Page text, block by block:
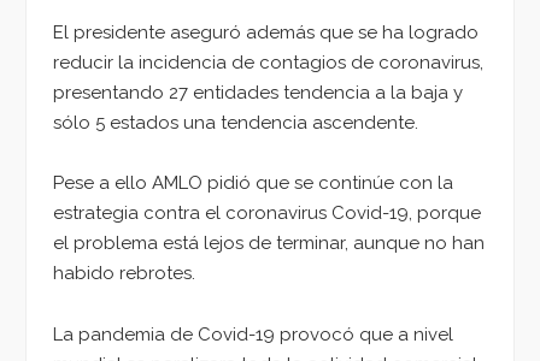
El presidente aseguró además que se ha logrado
reducir la incidencia de contagios de coronavirus,
presentando 27 entidades tendencia a la baja y
sólo 5 estados una tendencia ascendente.
Pese a ello AMLO pidió que se continúe con la
estrategia contra el coronavirus Covid-19, porque
el problema está lejos de terminar, aunque no han
habido rebrotes.
La pandemia de Covid-19 provocó que a nivel